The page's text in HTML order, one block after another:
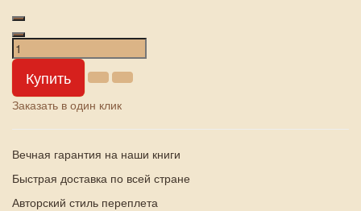
Купить
Заказать в один клик
Вечная гарантия на наши книги
Быстрая доставка по всей стране
Авторский стиль переплета